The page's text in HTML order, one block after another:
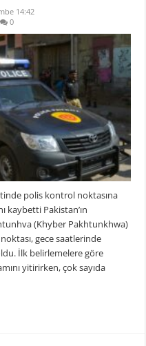
14:42
0
polis kontrol noktasına
kaybetti Pakistan’ın
(Khyber Pakhtunkhwa)
gece saatlerinde
İlk belirlemelere göre
yitirirken, çok sayıda